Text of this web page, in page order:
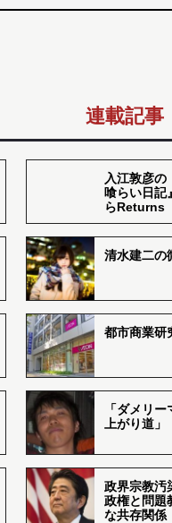
連載記事
入江敦彦の
喰らい日記
らReturns
清水建二の
都市商業研
「ダメリ
上がり道」
政界宗教汚
政権と問題
な共存関係